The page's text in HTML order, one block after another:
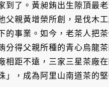
到了。黃昶銪出生隙頂最
父親黃增榮所創，是伐木
的事業。如今，老茶人把
分得父親所種的青心烏龍茶
相距不遠，三家三星茶廠
」，成為阿里山南道茶的堅